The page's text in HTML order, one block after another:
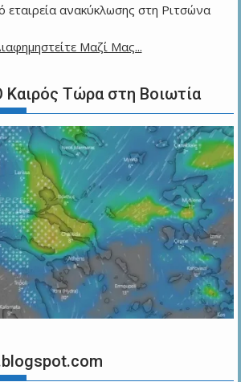
εταιρεία ανακύκλωσης στη Ριτσώνα
Καιρός Τώρα στη Βοιωτία